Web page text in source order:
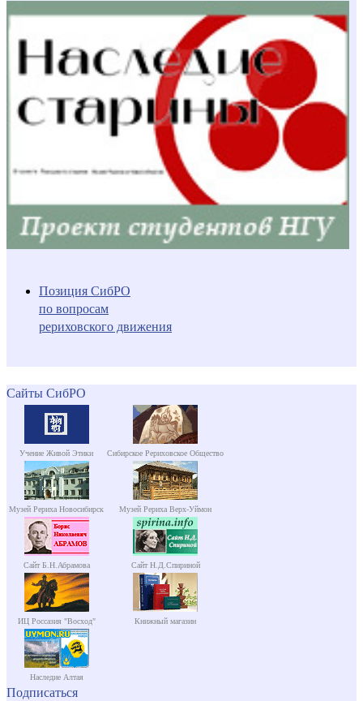
Позиция СибРО
по вопросам
рериховского движения
Сайты СибРО
Учение Живой Этики Сибирское Рериховское Общество
Музей Рериха Новосибирск Музей Рериха Верх-Уймон
Сайт Б.Н.Абрамова Сайт Н.Д.Спириной
ИЦ Россазия "Восход" Книжный магазин
Наследие Алтая
Подписаться